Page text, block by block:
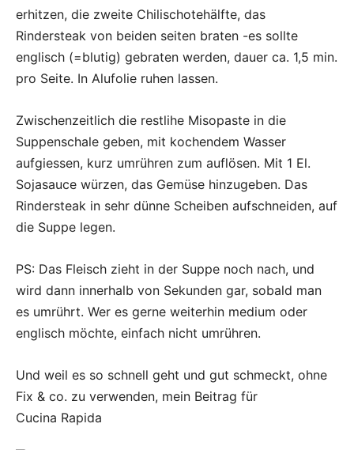
erhitzen, die zweite Chilischotehälfte, das
Rindersteak von beiden seiten braten -es sollte
englisch (=blutig) gebraten werden, dauer ca. 1,5 min.
pro Seite. In Alufolie ruhen lassen.
Zwischenzeitlich die restlihe Misopaste in die
Suppenschale geben, mit kochendem Wasser
aufgiessen, kurz umrühren zum auflösen. Mit 1 El.
Sojasauce würzen, das Gemüse hinzugeben. Das
Rindersteak in sehr dünne Scheiben aufschneiden, auf
die Suppe legen.
PS: Das Fleisch zieht in der Suppe noch nach, und
wird dann innerhalb von Sekunden gar, sobald man
es umrührt. Wer es gerne weiterhin medium oder
englisch möchte, einfach nicht umrühren.
Und weil es so schnell geht und gut schmeckt, ohne
Fix & co. zu verwenden, mein Beitrag für
Cucina Rapida